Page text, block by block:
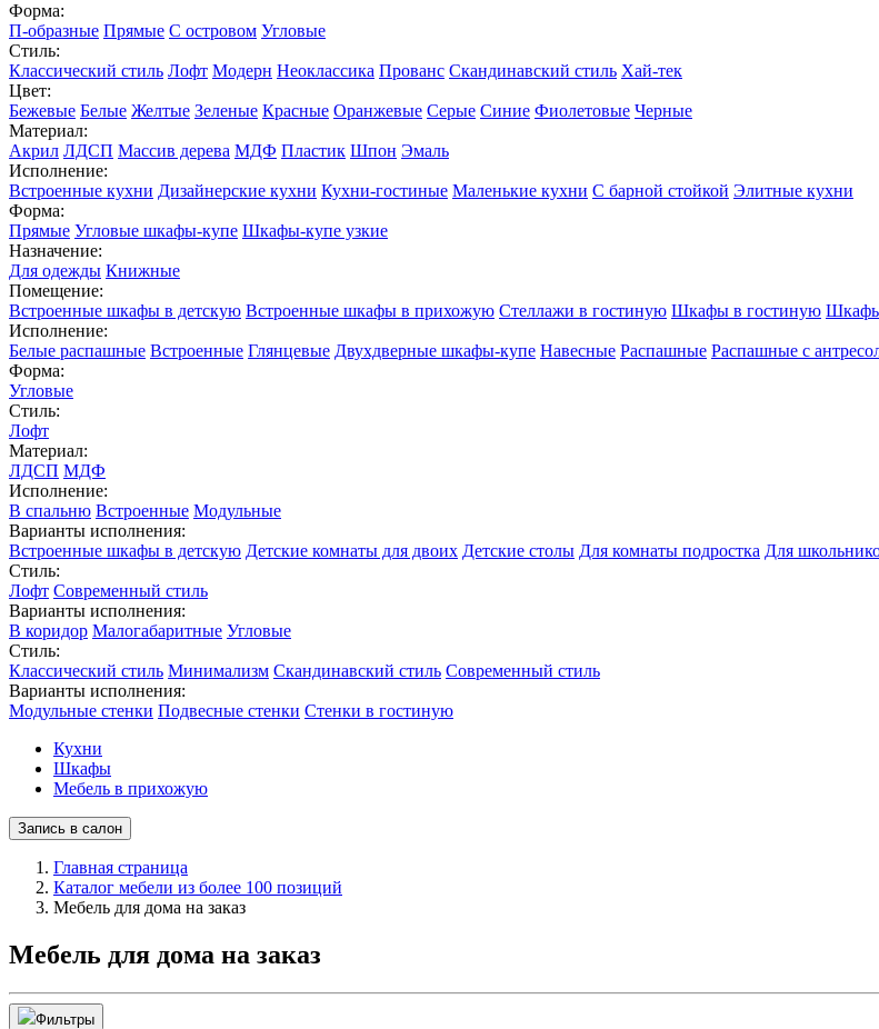
Форма:
П-образные Прямые С островом Угловые
Стиль:
Классический стиль Лофт Модерн Неоклассика Прованс Скандинавский стиль Хай-тек
Цвет:
Бежевые Белые Желтые Зеленые Красные Оранжевые Серые Синие Фиолетовые Черные
Материал:
Акрил ЛДСП Массив дерева МДФ Пластик Шпон Эмаль
Исполнение:
Встроенные кухни Дизайнерские кухни Кухни-гостиные Маленькие кухни С барной стойкой Элитные кухни
Форма:
Прямые Угловые шкафы-купе Шкафы-купе узкие
Назначение:
Для одежды Книжные
Помещение:
Встроенные шкафы в детскую Встроенные шкафы в прихожую Стеллажи в гостиную Шкафы в гостиную
Исполнение:
Белые распашные Встроенные Глянцевые Двухдверные шкафы-купе Навесные Распашные Распашные с
Форма:
Угловые
Стиль:
Лофт
Материал:
ЛДСП МДФ
Исполнение:
В спальню Встроенные Модульные
Варианты исполнения:
Встроенные шкафы в детскую Детские комнаты для двоих Детские столы Для комнаты подростка Для
Стиль:
Лофт Современный стиль
Варианты исполнения:
В коридор Малогабаритные Угловые
Стиль:
Классический стиль Минимализм Скандинавский стиль Современный стиль
Варианты исполнения:
Модульные стенки Подвесные стенки Стенки в гостиную
Кухни
Шкафы
Мебель в прихожую
Запись в салон
Главная страница
Каталог мебели из более 100 позиций
Мебель для дома на заказ
Мебель для дома на заказ
Фильтры